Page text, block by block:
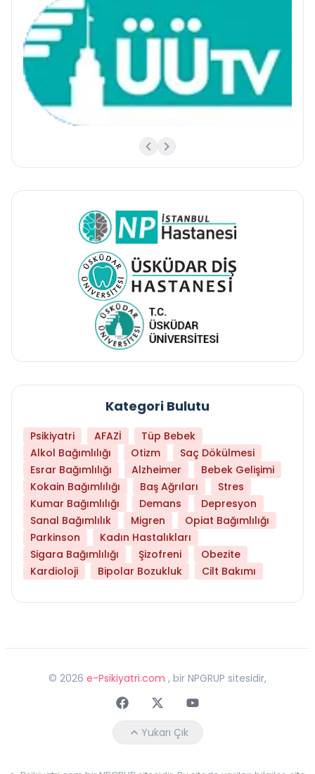
Kategori Bulutu
Psikiyatri AFAZİ
Tüp Bebek
Alkol Bağımlılığı
Otizm
Saç Dökülmesi
Esrar Bağımlılığı
Alzheimer
Bebek Gelişimi
Kokain Bağımlılığı
Baş Ağrıları
Stres
Kumar Bağımlılığı
Demans
Depresyon
Sanal Bağımlılık
Migren
Opiat Bağımlılığı
Parkinson
Kadın Hastalıkları
Sigara Bağımlılığı
Şizofreni
Obezite
Kardioloji
Bipolar Bozukluk Cilt Bakımı
© 2026 e-Psikiyatri.com , bir NPGRUP sitesidir,
FaceebokTwitterYoutube
Yukarı Çık